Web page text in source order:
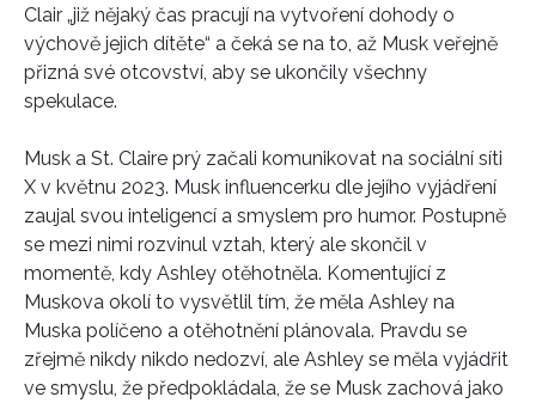
Clair „již nějaký čas pracují na vytvoření dohody o
výchově jejich dítěte“ a čeká se na to, až Musk veřejně
přizná své otcovství, aby se ukončily všechny
spekulace.
Musk a St. Claire prý začali komunikovat na sociální síti
X v květnu 2023. Musk influencerku dle jejího vyjádření
zaujal svou inteligencí a smyslem pro humor. Postupně
se mezi nimi rozvinul vztah, který ale skončil v
momentě, kdy Ashley otěhotněla. Komentující z
Muskova okolí to vysvětlil tím, že měla Ashley na
Muska políčeno a otěhotnění plánovala. Pravdu se
zřejmě nikdy nikdo nedozví, ale Ashley se měla vyjádřit
ve smyslu, že předpokládala, že se Musk zachová jako